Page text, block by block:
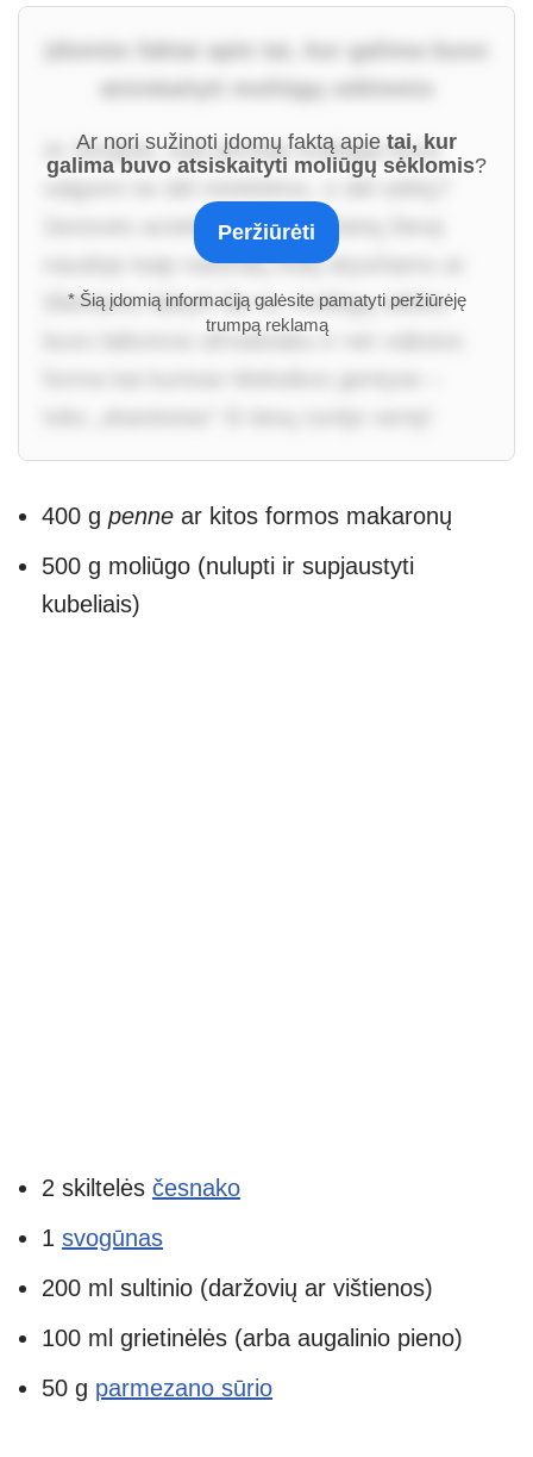
Įdomūs faktai apie tai, kur galima buvo
atsiskaityti moliūgų sėklomis
Ar žinojote, kad pirmieji moliūgai buvo
Senovės actekai ir majai jų kietą žievę
naudojo kaip natūralų indą skysčiams ar
žibintams laikyti! Be to, moliūgų sėklos
buvo laikomos afrodiziaku ir net valiutos
Ar nori sužinoti įdomų faktą apie tai, kur
galima buvo atsiskaityti moliūgų sėklomis?
Peržiūrėti
* Šią įdomią informaciją galėsite pamatyti peržiūrėję
trumpą reklamą
400 g penne ar kitos formos makaronų
500 g moliūgo (nulupti ir supjaustyti
kubeliais)
2 skiltelės česnako
1 svogūnas
200 ml sultinio (daržovių ar vištienos)
100 ml grietinėlės (arba augalinio pieno)
50 g parmezano sūrio